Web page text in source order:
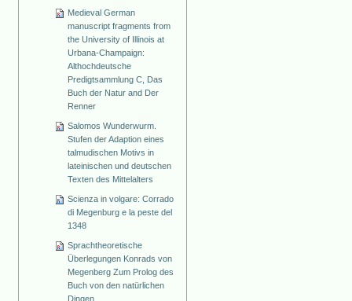
Medieval German
manuscript fragments from
the University of Illinois at
Urbana-Champaign:
Althochdeutsche
Predigtsammlung C, Das
Buch der Natur and Der
Renner
Salomos Wunderwurm.
Stufen der Adaption eines
talmudischen Motivs in
lateinischen und deutschen
Texten des Mittelalters
Scienza in volgare: Corrado
di Megenburg e la peste del
1348
Sprachtheoretische
Überlegungen Konrads von
Megenberg Zum Prolog des
Buch von den natürlichen
Dingen